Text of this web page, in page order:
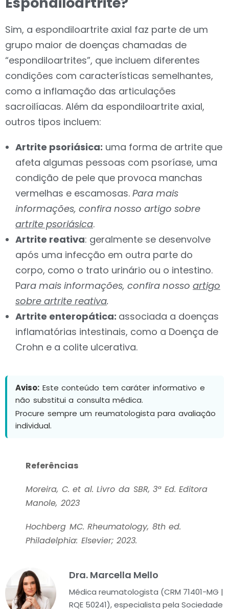
Sim, a espondiloartrite axial faz parte de um
grupo maior de doenças chamadas de
“espondiloartrites”, que incluem diferentes
condições com características semelhantes,
como a inflamação das articulações
sacroilíacas. Além da espondiloartrite axial,
outros tipos incluem:
Artrite psoriásica: uma forma de artrite que
afeta algumas pessoas com psoríase, uma
condição de pele que provoca manchas
vermelhas e escamosas. Para mais
informações, confira nosso artigo sobre
artrite psoriásica.
Artrite reativa: geralmente se desenvolve
após uma infecção em outra parte do
corpo, como o trato urinário ou o intestino.
Para mais informações, confira nosso artigo
sobre artrite reativa.
Artrite enteropática: associada a doenças
inflamatórias intestinais, como a Doença de
Crohn e a colite ulcerativa.
Aviso: Este conteúdo tem caráter informativo e
não substitui a consulta médica.
Procure sempre um reumatologista para avaliação
individual.
Referências
Moreira, C. et al. Livro da SBR, 3ª Ed. Editora
Manole, 2023
Hochberg MC. Rheumatology, 8th ed.
Philadelphia: Elsevier; 2023.
Dra. Marcella Mello
Médica reumatologista (CRM 71401-MG |
RQE 50241), especialista pela Sociedade